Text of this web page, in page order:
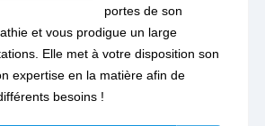
portes de son
et vous prodigue un large
Elle met à votre disposition son
expertise en la matière afin de
besoins !